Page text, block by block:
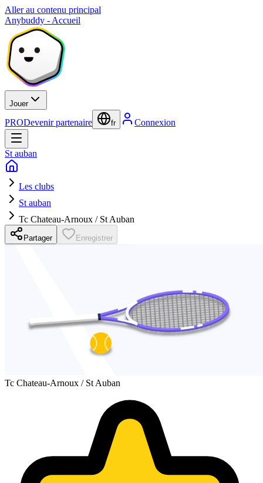
Aller au contenu principal
Anybuddy - Accueil
Jouer
PRODevenir partenaire fr Connexion
St auban
Les clubs
St auban
Tc Chateau-Arnoux / St Auban
Partager Enregistrer
Tc Chateau-Arnoux / St Auban